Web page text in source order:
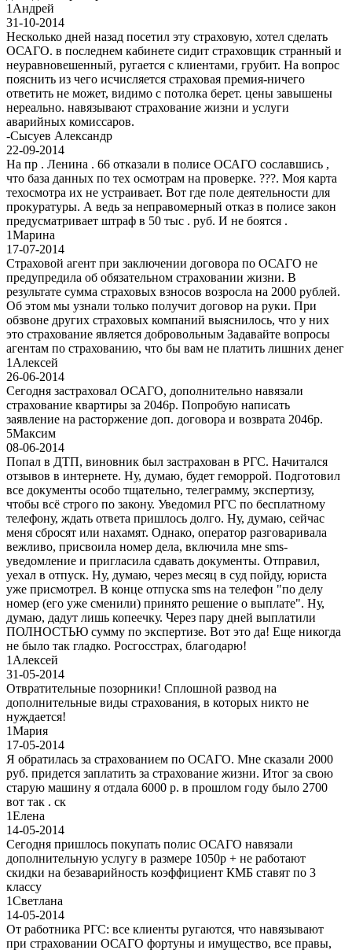
1 Андрей
31-10-2014
Несколько дней назад посетил эту страховую, хотел сделать
ОСАГО. в последнем кабинете сидит страховщик странный и
неуравновешенный, ругается с клиентами, грубит. На вопрос
пояснить из чего исчисляется страховая премия-ничего
ответить не может, видимо с потолка берет. цены завышены
нереально. навязывают страхование жизни и услуги
аварийных комиссаров.
-Сысуев Александр
22-09-2014
На пр . Ленина . 66 отказали в полисе ОСАГО сославшись ,
что база данных по тех осмотрам на проверке. ???. Моя карта
техосмотра их не устраивает. Вот где поле деятельности для
прокуратуры. А ведь за неправомерный отказ в полисе закон
предусматривает штраф в 50 тыс . руб. И не боятся .
1Марина
17-07-2014
Страховой агент при заключении договора по ОСАГО не
предупредила об обязательном страховании жизни. В
результате сумма страховых взносов возросла на 2000 рублей.
Об этом мы узнали только получит договор на руки. При
обзвоне других страховых компаний выяснилось, что у них
это страхование является добровольным Задавайте вопросы
агентам по страхованию, что бы вам не платить лишних денег
1 Алексей
26-06-2014
Сегодня застраховал ОСАГО, дополнительно навязали
страхование квартиры за 2046р. Попробую написать
заявление на расторжение доп. договора и возврата 2046р.
5Максим
08-06-2014
Попал в ДТП, виновник был застрахован в РГС. Начитался
отзывов в интернете. Ну, думаю, будет геморрой. Подготовил
все документы особо тщательно, телеграмму, экспертизу,
чтобы всё строго по закону. Уведомил РГС по бесплатному
телефону, ждать ответа пришлось долго. Ну, думаю, сейчас
меня сбросят или нахамят. Однако, оператор разговаривала
вежливо, присвоила номер дела, включила мне sms-
уведомление и пригласила сдавать документы. Отправил,
уехал в отпуск. Ну, думаю, через месяц в суд пойду, юриста
уже присмотрел. В конце отпуска sms на телефон "по делу
номер (его уже сменили) принято решение о выплате". Ну,
думаю, дадут лишь копеечку. Через пару дней выплатили
ПОЛНОСТЬЮ сумму по экспертизе. Вот это да! Еще никогда
не было так гладко. Росгосстрах, благодарю!
1 Алексей
31-05-2014
Отвратительные позорники! Сплошной развод на
дополнительные виды страхования, в которых никто не
нуждается!
1Мария
17-05-2014
Я обратилась за страхованием по ОСАГО. Мне сказали 2000
руб. придется заплатить за страхование жизни. Итог за свою
старую машину я отдала 6000 р. в прошлом году было 2700
вот так . ск
1Елена
14-05-2014
Сегодня пришлось покупать полис ОСАГО навязали
дополнительную услугу в размере 1050р + не работают
скидки на безаварийность коэффициент КМБ ставят по 3
классу
1Светлана
14-05-2014
От работника РГС: все клиенты ругаются, что навязывают
при страховании ОСАГО фортуны и имущество, все правы,